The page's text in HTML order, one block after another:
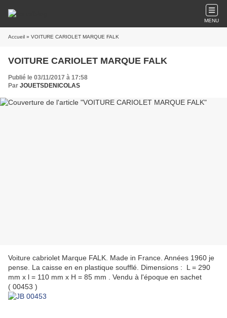
MENU
Accueil » VOITURE CARIOLET MARQUE FALK
VOITURE CARIOLET MARQUE FALK
Publié le 03/11/2017 à 17:58
Par JOUETSDENICOLAS
Voiture cabriolet Marque FALK. Made in France. Années 1960 je
pense. La caisse en en plastique soufflé. Dimensions : L = 290
mm x l = 110 mm x H = 85 mm . Vendu à l'époque en sachet
( 00453 )